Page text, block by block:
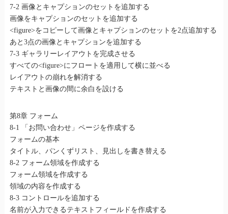
7-2 画像とキャプションのセットを追加する
画像をキャプションのセットを追加する
<figure>をコピーして画像とキャプションのセットを2点追加する
あと3点の画像とキャプションを追加する
7-3 ギャラリーレイアウトを完成させる
すべての<figure>にフロートを適用して横に並べる
レイアウトの崩れを解消する
テキストと画像の間に余白を設ける
第8章 フォーム
8-1 「お問い合わせ」ページを作成する
フォームの基本
タイトル、パンくずリスト、見出しを書き替える
8-2 フォーム領域を作成する
フォーム領域を作成する
領域の内容を作成する
8-3 コントロールを追加する
名前が入力できるテキストフィールドを作成する